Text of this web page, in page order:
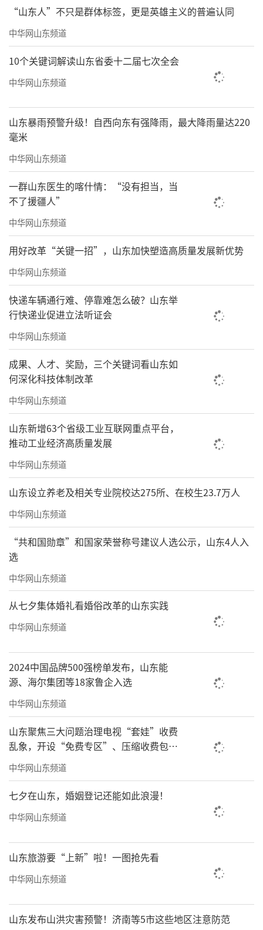
“山东人”不只是群体标签，更是英雄主义的普遍认同
中华网山东频道
10个关键词解读山东省委十二届七次全会
中华网山东频道
山东暴雨预警升级！自西向东有强降雨，最大降雨量达220
毫米
中华网山东频道
一群山东医生的喀什情：“没有担当，当
不了援疆人”
中华网山东频道
用好改革“关键一招”，山东加快塑造高质量发展新优势
中华网山东频道
快递车辆通行难、停靠难怎么破？山东举
行快递业促进立法听证会
中华网山东频道
成果、人才、奖励，三个关键词看山东如
何深化科技体制改革
中华网山东频道
山东新增63个省级工业互联网重点平台，
推动工业经济高质量发展
中华网山东频道
山东设立养老及相关专业院校达275所、在校生23.7万人
中华网山东频道
“共和国勋章”和国家荣誉称号建议人选公示，山东4人入
选
中华网山东频道
从七夕集体婚礼看婚俗改革的山东实践
中华网山东频道
2024中国品牌500强榜单发布，山东能
源、海尔集团等18家鲁企入选
中华网山东频道
山东聚焦三大问题治理电视“套娃”收费
乱象，开设“免费专区”、压缩收费包比
例70%以上
中华网山东频道
七夕在山东，婚姻登记还能如此浪漫！
中华网山东频道
山东旅游要“上新”啦！一图抢先看
中华网山东频道
山东发布山洪灾害预警！济南等5市这些地区注意防范